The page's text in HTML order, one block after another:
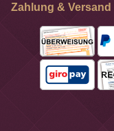
Zahlung & Versand